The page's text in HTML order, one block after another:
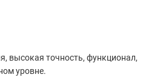
высокая точность, функционал,
уровне.